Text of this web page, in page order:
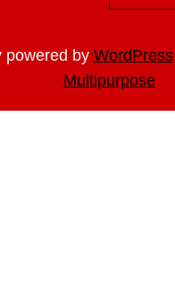
powered by WordPress
Multipurpose